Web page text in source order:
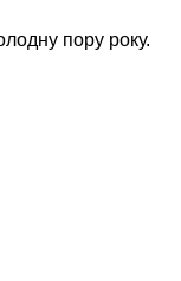
пору року.